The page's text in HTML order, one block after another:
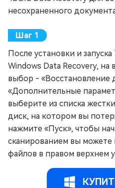
несохраненного
После установки и
Windows Data Recovery, на
выбор - «Восстановление
«Дополнительные
выберите из списка
диск, на котором вы
нажмите «Пуск», чтобы
сканированием вы
файлов в правом верхнем